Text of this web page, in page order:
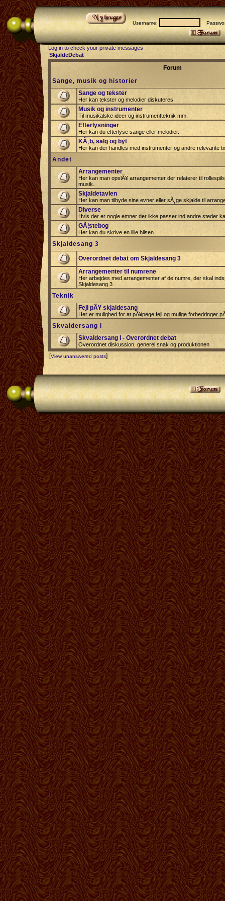
Username:
Log in to check your private messages
SkjaldeDebat
Forum
Sange, musik og historier
Sange og tekster
Her kan tekster og melodier diskuteres.
Musik og instrumenter
Til musikalske ideer og instrumentteknik mm.
Efterlysninger
Her kan du efterlyse sange eller melodier.
KÃ¸b, salg og byt
Her kan der handles med instrumenter og andre relevante
Andet
Arrangementer
Her kan man opslÃ¥ arrangementer der relaterer til
musik.
Skjaldetavlen
Her kan man tilbyde sine evner eller sÃ¸ge skjalde til
Diverse
Hvis der er nogle emner der ikke passer ind andre steder
GÃ¦stebog
Her kan du skrive en lille hilsen.
Skjaldesang 3
Overordnet debat om Skjaldesang 3
Arrangementer til numrene
Her arbejdes med arrangementer af de numre, der skal
Skjaldesang 3
Teknik
Fejl pÃ¥ skjaldesang
Her er mulighed for at pÃ¥pege fejl og mulige forbedringer
Skvaldersang I
Skvaldersang I - Overordnet debat
Overordnet diskussion, generel snak og produktionen
[View unanswered posts]